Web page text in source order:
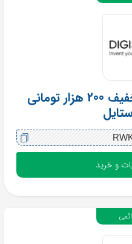
استایل مردانه بزن با تخفیف 200 هزار تومانی
و خرید